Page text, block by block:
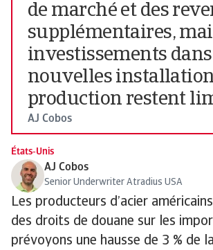
de marché et des
supplémentaires,
investissements
nouvelles
production restent
AJ Cobos
États‑Unis
AJ Cobos
Senior Underwriter Atradius USA
Les producteurs d’acier
des droits de douane sur les
prévoyons une hausse de 3 % de